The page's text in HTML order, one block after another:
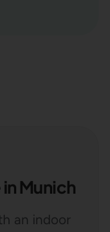
Munich
an indoor